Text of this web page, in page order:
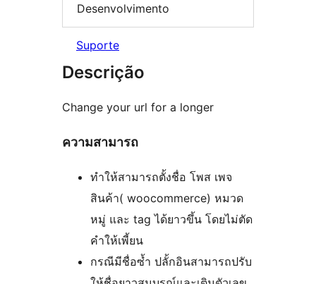
Desenvolvimento
Suporte
Descrição
Change your url for a longer
ความสามารถ
ทำให้สามารถตั้งชื่อ โพส เพจ
สินค้า( woocommerce) หมวด
หมู่ และ tag ได้ยาวขึ้น โดยไม่ตัด
คำให้เพี้ยน
กรณีมีชื่อซ้ำ ปลั้กอินสามารถปรับ